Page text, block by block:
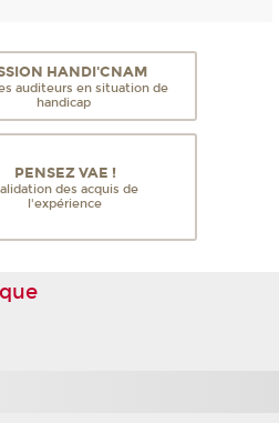
HANDI'CNAM
auditeurs en situation de
handicap
PENSEZ VAE !
des acquis de
l'expérience